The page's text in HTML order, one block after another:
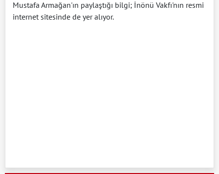
Mustafa Armağan'ın paylaştığı bilgi; İnönü Vakfı'nın resmi
internet sitesinde de yer alıyor.